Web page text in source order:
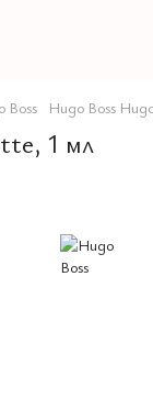
Boss Hugo Boss
1 мл